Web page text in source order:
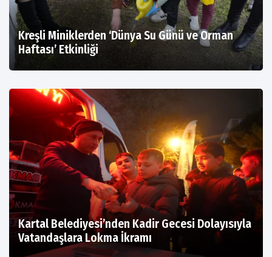
Kreşli Miniklerden ‘Dünya Su Günü ve Orman
Haftası’ Etkinliği
Kartal Belediyesi’nden Kadir Gecesi Dolayısıyla
Vatandaşlara Lokma İkramı